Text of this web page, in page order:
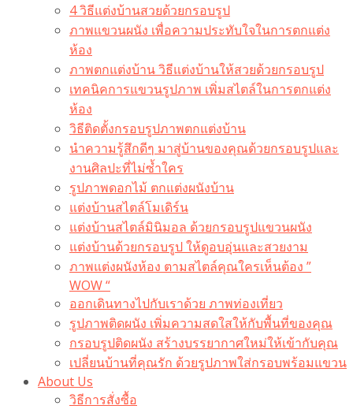
4 วิธีแต่งบ้านสวยด้วยกรอบรูป
ภาพแขวนผนัง เพื่อความประทับใจในการตกแต่ง
ห้อง
ภาพตกแต่งบ้าน วิธีแต่งบ้านให้สวยด้วยกรอบรูป
เทคนิคการแขวนรูปภาพ เพิ่มสไตล์ในการตกแต่ง
ห้อง
วิธีติดตั้งกรอบรูปภาพตกแต่งบ้าน
นำความรู้สึกดีๆ มาสู่บ้านของคุณด้วยกรอบรูปและ
งานศิลปะที่ไม่ซ้ำใคร
รูปภาพดอกไม้ ตกแต่งผนังบ้าน
แต่งบ้านสไตล์โมเดิร์น
แต่งบ้านสไตล์มินิมอล ด้วยกรอบรูปแขวนผนัง
แต่งบ้านด้วยกรอบรูป ให้ดูอบอุ่นและสวยงาม
ภาพแต่งผนังห้อง ตามสไตล์คุณใครเห็นต้อง ”
WOW “
ออกเดินทางไปกับเราด้วย ภาพท่องเที่ยว
รูปภาพติดผนัง เพิ่มความสดใสให้กับพื้นที่ของคุณ
กรอบรูปติดผนัง สร้างบรรยากาศใหม่ให้เข้ากับคุณ
เปลี่ยนบ้านที่คุณรัก ด้วยรูปภาพใส่กรอบพร้อมแขวน​
About Us
วิธีการสั่งซื้อ